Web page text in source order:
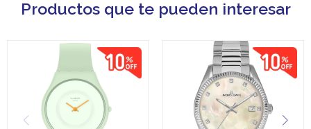
Productos que te pueden interesar